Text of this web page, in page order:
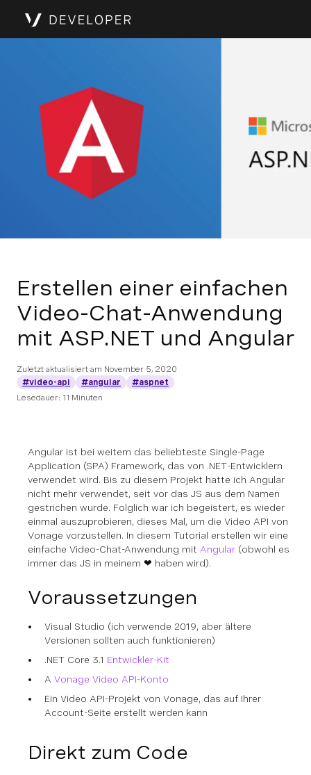
Erstellen einer einfachen
Video-Chat-Anwendung
mit ASP.NET und Angular
Zuletzt aktualisiert am November 5, 2020
#video-api
#angular
#aspnet
Lesedauer: 11 Minuten
Angular ist bei weitem das beliebteste Single-Page
Application (SPA) Framework, das von .NET-Entwicklern
verwendet wird. Bis zu diesem Projekt hatte ich Angular
nicht mehr verwendet, seit vor das JS aus dem Namen
gestrichen wurde. Folglich war ich begeistert, es wieder
einmal auszuprobieren, dieses Mal, um die Video API von
Vonage vorzustellen. In diesem Tutorial erstellen wir eine
einfache Video-Chat-Anwendung mit Angular (obwohl es
immer das JS in meinem ❤ haben wird).
Voraussetzungen
Visual Studio (ich verwende 2019, aber ältere
Versionen sollten auch funktionieren)
.NET Core 3.1 Entwickler-Kit
A Vonage Video API-Konto
Ein Video API-Projekt von Vonage, das auf Ihrer
Account-Seite erstellt werden kann
Direkt zum Code